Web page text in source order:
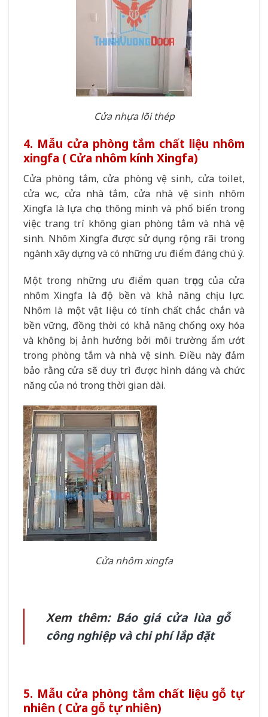
Cửa nhựa lõi thép
4. Mẫu cửa phòng tắm chất liệu nhôm
xingfa ( Cửa nhôm kính Xingfa)
Cửa phòng tắm, cửa phòng vệ sinh, cửa toilet,
cửa wc, cửa nhà tắm, cửa nhà vệ sinh nhôm
Xingfa là lựa chọn thông minh và phổ biến trong
việc trang trí không gian phòng tắm và nhà vệ
sinh. Nhôm Xingfa được sử dụng rộng rãi trong
ngành xây dựng và có những ưu điểm đáng chú ý.
Một trong những ưu điểm quan trọng của cửa
nhôm Xingfa là độ bền và khả năng chịu lực.
Nhôm là một vật liệu có tính chất chắc chắn và
bền vững, đồng thời có khả năng chống oxy hóa
và không bị ảnh hưởng bởi môi trường ẩm ướt
trong phòng tắm và nhà vệ sinh. Điều này đảm
bảo rằng cửa sẽ duy trì được hình dáng và chức
năng của nó trong thời gian dài.
Cửa nhôm xingfa
Xem thêm: Báo giá cửa lùa gỗ
công nghiệp và chi phí lắp đặt
5. Mẫu cửa phòng tắm chất liệu gỗ tự
nhiên ( Cửa gỗ tự nhiên)